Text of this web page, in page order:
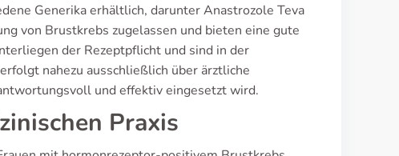
Generika erhältlich, darunter Anastrozole Teva
von Brustkrebs zugelassen und bieten eine gute
der Rezeptpflicht und sind in der
nahezu ausschließlich über ärztliche
und effektiv eingesetzt wird.
Praxis